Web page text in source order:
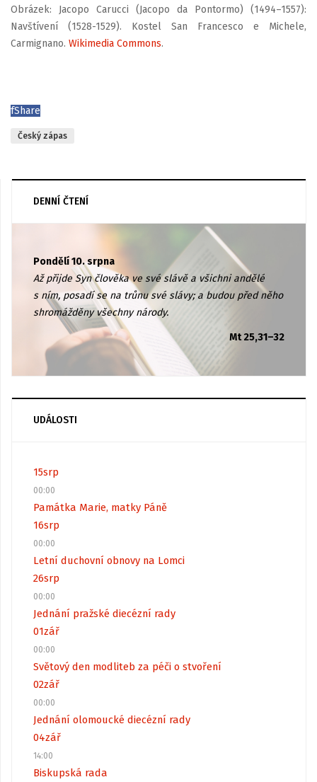
Obrázek: Jacopo Carucci (Jacopo da Pontormo) (1494–1557):
Navštívení (1528-1529). Kostel San Francesco e Michele,
Carmignano. Wikimedia Commons.
fShare
Český zápas
DENNÍ ČTENÍ
Pondělí 10. srpna
Až přijde Syn člověka ve své slávě a všichni andělé
s ním, posadí se na trůnu své slávy; a budou před něho
shromážděny všechny národy.
Mt 25,31–32
UDÁLOSTI
15srp
00:00
Památka Marie, matky Páně
16srp
00:00
Letní duchovní obnovy na Lomci
26srp
00:00
Jednání pražské diecézní rady
01zář
00:00
Světový den modliteb za péči o stvoření
02zář
00:00
Jednání olomoucké diecézní rady
04zář
14:00
Biskupská rada